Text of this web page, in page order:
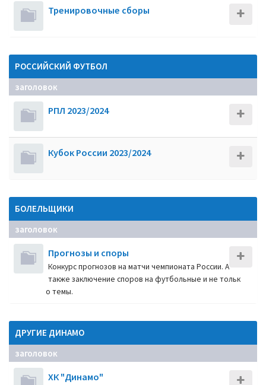
Тренировочные сборы
РОССИЙСКИЙ ФУТБОЛ
заголовок
РПЛ 2023/2024
Кубок России 2023/2024
БОЛЕЛЬЩИКИ
заголовок
Прогнозы и споры
Конкурс прогнозов на матчи чемпионата России. А
также заключение споров на футбольные и не тольк
о темы.
ДРУГИЕ ДИНАМО
заголовок
ХК "Динамо"